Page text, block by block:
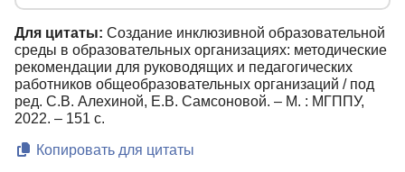
Для цитаты: Создание инклюзивной образовательной
среды в образовательных организациях: методические
рекомендации для руководящих и педагогических
работников общеобразовательных организаций / под
ред. С.В. Алехиной, Е.В. Самсоновой. – М. : МГППУ,
2022. ‒ 151 с.
Копировать для цитаты